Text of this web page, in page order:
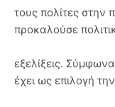
τους πολίτες στην
προκαλούσε
εξελίξεις.
έχει ως επιλογή